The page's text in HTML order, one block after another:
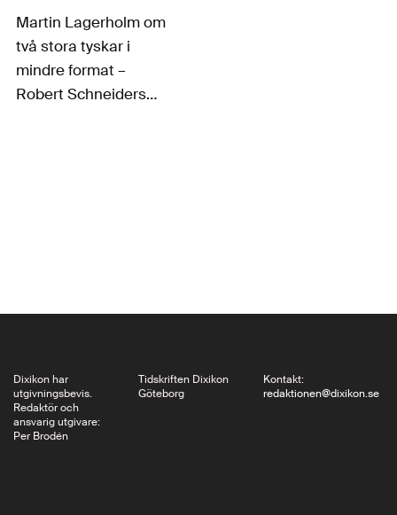
Martin Lagerholm om
två stora tyskar i
mindre format –
Robert Schneiders
korta böcker med
Dixikon har
utgivningsbevis.
Redaktör och
ansvarig utgivare:
Per Brodén
Tidskriften Dixikon
Göteborg
Kontakt:
redaktionen@dixikon.se